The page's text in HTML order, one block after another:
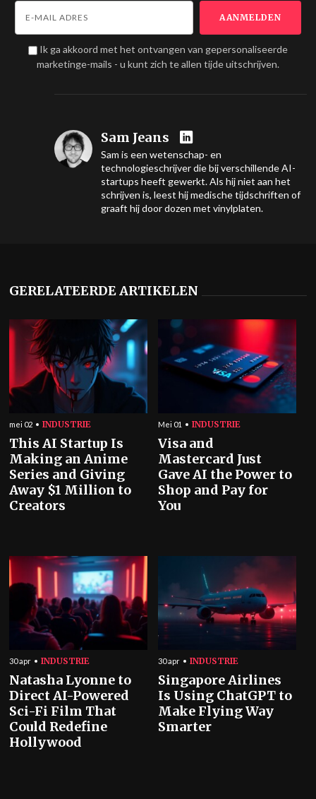
Ik ga akkoord met het ontvangen van gepersonaliseerde
marketinge-mails - u kunt zich te allen tijde uitschrijven.
Sam Jeans
Sam is een wetenschap- en
technologieschrijver die bij verschillende AI-
startups heeft gewerkt. Als hij niet aan het
schrijven is, leest hij medische tijdschriften of
graaft hij door dozen met vinylplaten.
GERELATEERDE ARTIKELEN
mei 02 INDUSTRIE
This AI Startup Is
Making an Anime
Series and Giving
Away $1 Million to
Creators
Mei 01 INDUSTRIE
Visa and
Mastercard Just
Gave AI the Power to
Shop and Pay for
You
30 apr INDUSTRIE
Natasha Lyonne to
Direct AI-Powered
Sci-Fi Film That
Could Redefine
Hollywood
30 apr INDUSTRIE
Singapore Airlines
Is Using ChatGPT to
Make Flying Way
Smarter